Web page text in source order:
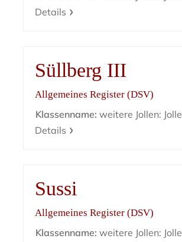
Details
Süllberg III
Allgemeines Register (DSV)
Klassenname: weitere Jollen: Jolle
Details
Sussi
Allgemeines Register (DSV)
Klassenname: weitere Jollen: Jolle